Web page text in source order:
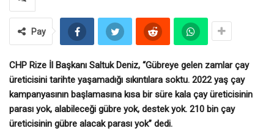
Pay
CHP Rize İl Başkanı Saltuk Deniz, “Gübreye gelen zamlar çay
üreticisini tarihte yaşamadığı sıkıntılara soktu. 2022 yaş çay
kampanyasının başlamasına kısa bir süre kala çay üreticisinin
parası yok, alabileceği gübre yok, destek yok. 210 bin çay
üreticisinin gübre alacak parası yok” dedi.